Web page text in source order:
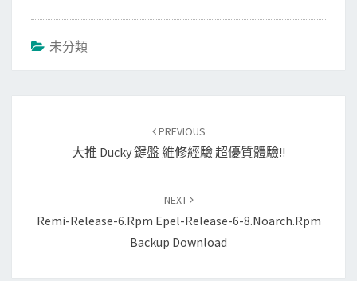
未分類
PREVIOUS
大推 Ducky 鍵盤 維修經驗 超優質體驗!!
NEXT
Remi-Release-6.rpm Epel-Release-6-8.noarch.rpm
Backup Download